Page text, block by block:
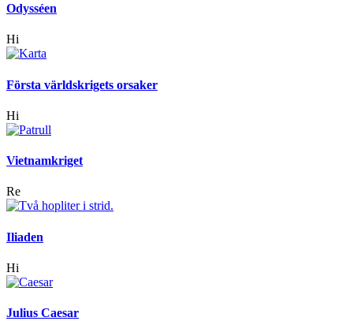
Odysséen
Hi
Första världskrigets orsaker
Hi
Vietnamkriget
Re
Iliaden
Hi
Julius Caesar